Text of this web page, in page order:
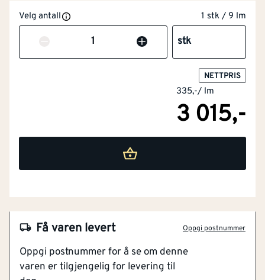
Velg antall 1 stk / 9 lm
Antall stk
NETTPRIS
335,-/ lm
3 015,-
Få varen levert Oppgi postnummer
Oppgi postnummer for å se om denne
varen er tilgjengelig for levering til
NOBB
50399644
Artikkelnummer
101180750